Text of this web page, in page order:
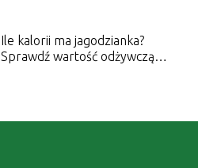
Ile kalorii ma jagodzianka?
Sprawdź wartość odżywczą